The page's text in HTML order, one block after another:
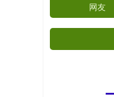
网友